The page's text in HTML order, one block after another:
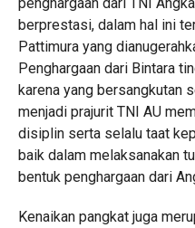
berprestasi, dalam hal ini
Pattimura yang
Penghargaan dari Bintara
karena yang bersangkutan
menjadi prajurit TNI AU
disiplin serta selalu taat
baik dalam melaksanakan
bentuk penghargaan dari
Kenaikan pangkat juga